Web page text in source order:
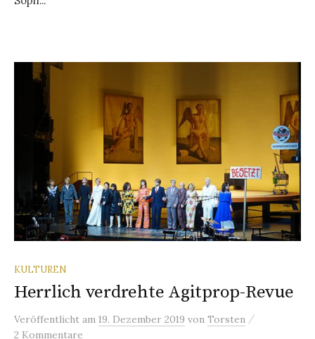
KULTUREN
Herrlich verdrehte Agitprop-Revue
Veröffentlicht am 19. Dezember 2019 von Torsten /
2 Kommentare